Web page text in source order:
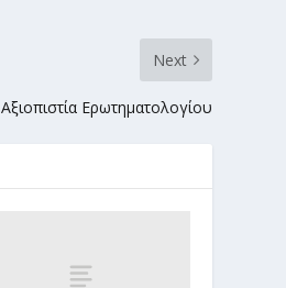
Next
Αξιοπιστία Ερωτηματολογίου